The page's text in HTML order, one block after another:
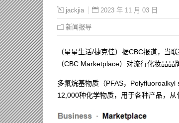
jackjia 2023 年 11 月 03 日
新闻报导
（星星生活/捷克佳）据CBC报道，当
（CBC Marketplace）对流行化妆品
多氟烷基物质（PFAS，
12,000种化学物质，用于各种产品，